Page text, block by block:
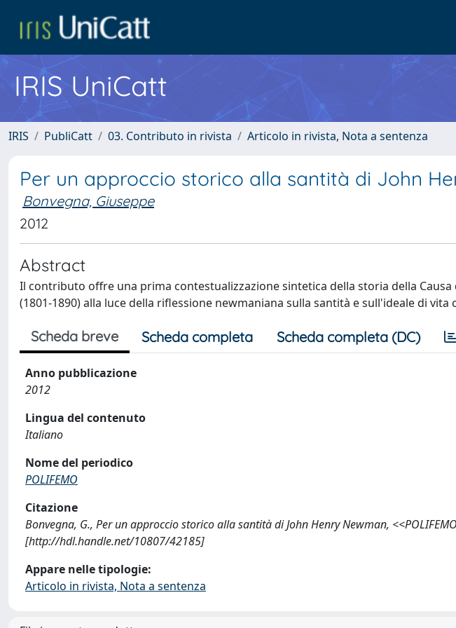
IRIS UniCatt
IRIS PubliCatt 03. Contributo in rivista Articolo in rivista, Nota a sentenza
Per un approccio storico alla santità di John
Bonvegna, Giuseppe
2012
Abstract
Il contributo offre una prima contestualizzazione sintetica della storia della Causa
(1801-1890) alla luce della riflessione newmaniana sulla santità e sull'ideale di vita
Scheda breve Scheda completa Scheda completa (DC)
Anno pubblicazione
2012
Lingua del contenuto
Italiano
Nome del periodico
POLIFEMO
Citazione
Bonvegna, G., Per un approccio storico alla santità di John Henry Newman,
[http://hdl.handle.net/10807/42185]
Appare nelle tipologie:
Articolo in rivista, Nota a sentenza